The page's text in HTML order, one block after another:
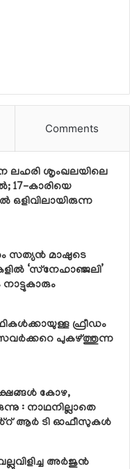
Comments
ലഹരി ശൃംഖലയിലെ
17-കാരിയെ
ഒളിവിലായിരുന്ന
സത്യൻ മാഷുടെ
‘സ്‌നേഹാഞ്ജലി’
ഫ്രീഡം
സവര്‍ക്കറെ പുകഴ്ത്തുന്ന
കോഴ,
: നാഥനില്ലാതെ
ആർ ടി ഓഫീസുകൾ
അര്‍ജുന്‍